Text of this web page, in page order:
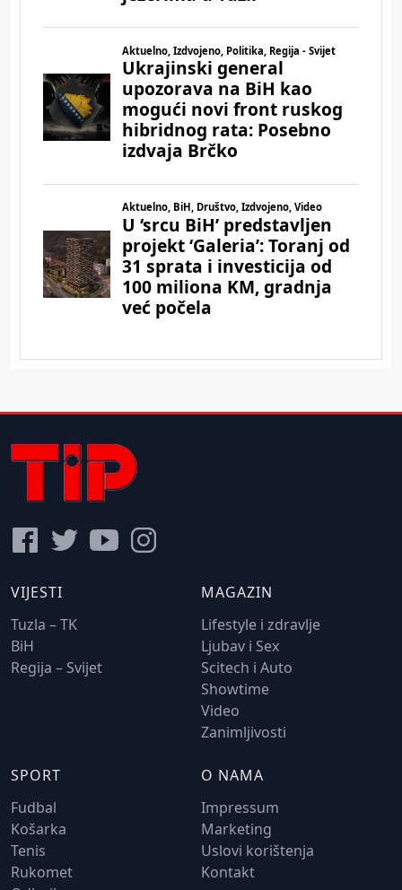
VIJESTI
Tuzla – TK
BiH
Regija – Svijet
MAGAZIN
Lifestyle i zdravlje
Ljubav i Sex
Scitech i Auto
Showtime
Video
Zanimljivosti
SPORT
Fudbal
Košarka
Tenis
Rukomet
O NAMA
Impressum
Marketing
Uslovi korištenja
Kontakt